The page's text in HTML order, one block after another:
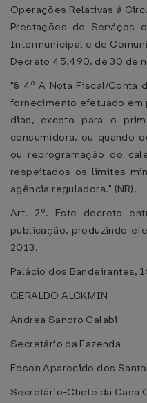
Operações Relativas à
Prestações de Serviços
Intermunicipal e de
Decreto 45.490, de 30 de
"§ 4º A Nota Fiscal/Conta
fornecimento efetuado em
dias, exceto para o
consumidora, ou quando
ou reprogramação do
respeitados os limites
agência reguladora." (NR).
Art. 2º. Este decreto
publicação, produzindo
2013.
Palácio dos Bandeirantes,
GERALDO ALCKMIN
Andrea Sandro Calabi
Secretário da Fazenda
Edson Aparecido dos
Secretário-Chefe da Casa